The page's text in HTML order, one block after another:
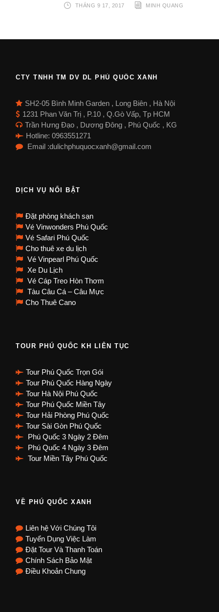
THÁNG 9 17, 2017 MINH QUANG
CTY TNHH TM DV DL PHÚ QUỐC XANH
SH2-05 Bình Minh Garden , Long Biên , Hà Nội
1231 Phan Văn Trị , P.10 , Q.Gò Vấp, Tp HCM
Trần Hưng Đạo , Dương Đông , Phú Quốc , KG
Hotline: 0963551271
Email :dulichphuquocxanh@gmail.com
DỊCH VỤ NỔI BẬT
Đặt phòng khách sạn
Vé Vinwonders Phú Quốc
Vé Safari Phú Quốc
Cho thuê xe du lịch
Vé Vinpearl Phú Quốc
Xe Du Lịch
Vé Cáp Treo Hòn Thơm
Tàu Câu Cá – Câu Mực
Cho Thuê Cano
TOUR PHÚ QUỐC KH LIÊN TỤC
Tour Phú Quốc Trọn Gói
Tour Phú Quốc Hàng Ngày
Tour Hà Nội Phú Quốc
Tour Phú Quốc Miền Tây
Tour Hải Phòng Phú Quốc
Tour Sài Gòn Phú Quốc
Phú Quốc 3 Ngày 2 Đêm
Phú Quốc 4 Ngày 3 Đêm
Tour Miền Tây Phú Quốc
VỀ PHÚ QUỐC XANH
Liên hệ Với Chúng Tôi
Tuyển Dụng Việc Làm
Đặt Tour Và Thanh Toán
Chính Sách Bảo Mật
Điều Khoản Chung